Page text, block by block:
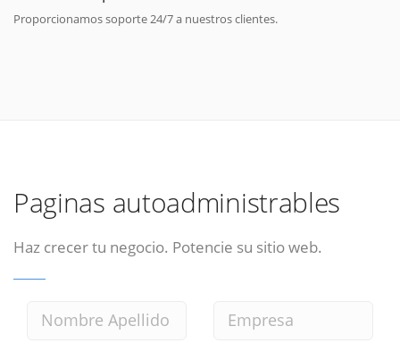
Proporcionamos soporte 24/7 a nuestros clientes.
Paginas autoadministrables
Haz crecer tu negocio. Potencie su sitio web.